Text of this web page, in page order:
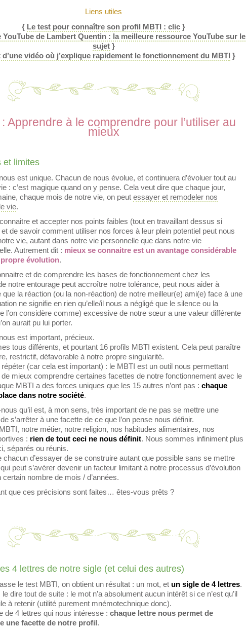
Liens utiles
{ Le test pour connaître son profil MBTI : clic }
YouTube de Lambert Quentin : la meilleure ressource YouTube sur le
sujet}
d’une vidéo où j’explique rapidement le fonctionnement du MBTI}
: Apprendre à le comprendre pour l’utiliser au
mieux
et limites
est unique. Chacun de nous évolue, et continuera d’évoluer tout au
: c’est magique quand on y pense. Cela veut dire que chaque jour,
chaque mois de notre vie, on peutessayer et remodeler nos
vie.
et accepter nos points faibles (tout en travaillant dessus si
de savoir comment utiliser nos forces à leur plein potentiel peut nous
vie, autant dans notre vie personnelle que dans notre vie
Autrement dit : mieux se connaitre est un avantage considérable
évolution.
et de comprendre les bases de fonctionnement chez les
notre entourage peut accroître notre tolérance, peut nous aider à
que la réaction (ou la non-réaction) de notre meilleur(e) ami(e) face à une
ne signifie en rien qu’elle/il nous a négligé que le silence ou la
l’on considère comme) excessive de notre sœur a une valeur différente
aurait pu lui porter.
est important, précieux.
tous différents, et pourtant 16 profils MBTI existent. Cela peut paraître
restrictif, défavorable à notre propre singularité.
(car cela est important) : le MBTI est un outil nous permettant
mieux comprendre certaines facettes de notre fonctionnement avec le
MBTI a des forces uniques que les 15 autres n’ont pas :chaque
dans notre société.
qu’il est, à mon sens, très important de ne pas se mettre une
s’arrêter à une facette de ce que l’on pense nous définir.
notre métier, notre religion, nos habitudes alimentaires, nos
: rien de tout ceci ne nous définit. Nous sommes infiniment plus
séparés ou réunis.
chacun d’essayer de se construire autant que possible sans se mettre
qui peut s’avérer devenir un facteur limitant à notre processus d’évolution
certain nombre de mois / d’années.
que ces précisions sont faites… êtes-vous prêts ?
4 lettres de notre sigle (et celui des autres)
le test MBTI, on obtient un résultat : un mot, et un sigle de 4 lettres.
dire tout de suite : le mot n’a absolument aucun intérêt si ce n’est qu’il
à retenir (utilité purement mnémotechnique donc).
de 4 lettres qui nous intéresse :chaque lettre nous permet de
une facette de notre profil.